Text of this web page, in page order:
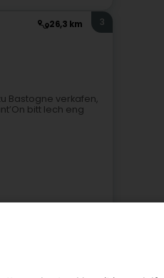
26,3 km 3
Bastogne verkafen,
bitt Iech eng